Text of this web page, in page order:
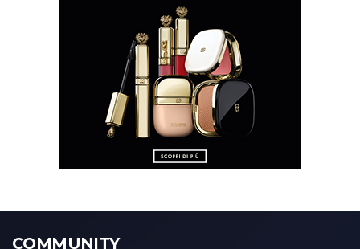
COMMUNITY